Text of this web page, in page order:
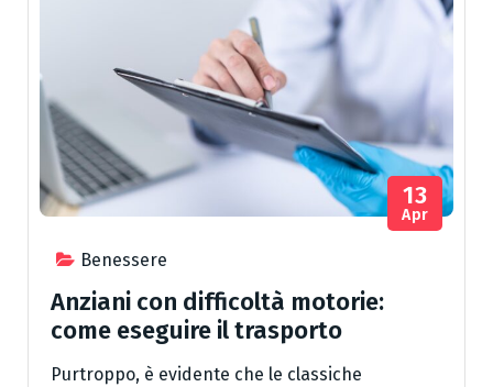
Benessere
13
Apr
Anziani con difficoltà motorie:
come eseguire il trasporto
Purtroppo, è evidente che le classiche